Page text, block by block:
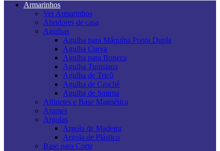
Armarinhos
Ver Armarinhos
Abridores de casa
Agulhas
Agulha para Máquina Ponta Dupla
Agulha Curva
Agulha para Boneca
Agulha Tunisiana
Agulha de Tricô
Agulha de Crochê
Agulha de Smirna
Alfinetes e Base Magnética
Arames
Argolas
Argola de Madeira
Argola de Plástico
Base para Corte